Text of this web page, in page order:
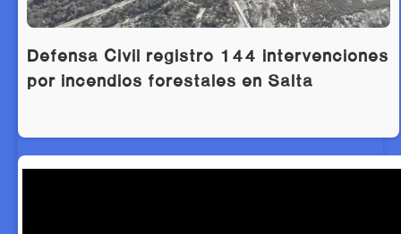
Defensa Civil registró 144 intervenciones
por incendios forestales en Salta